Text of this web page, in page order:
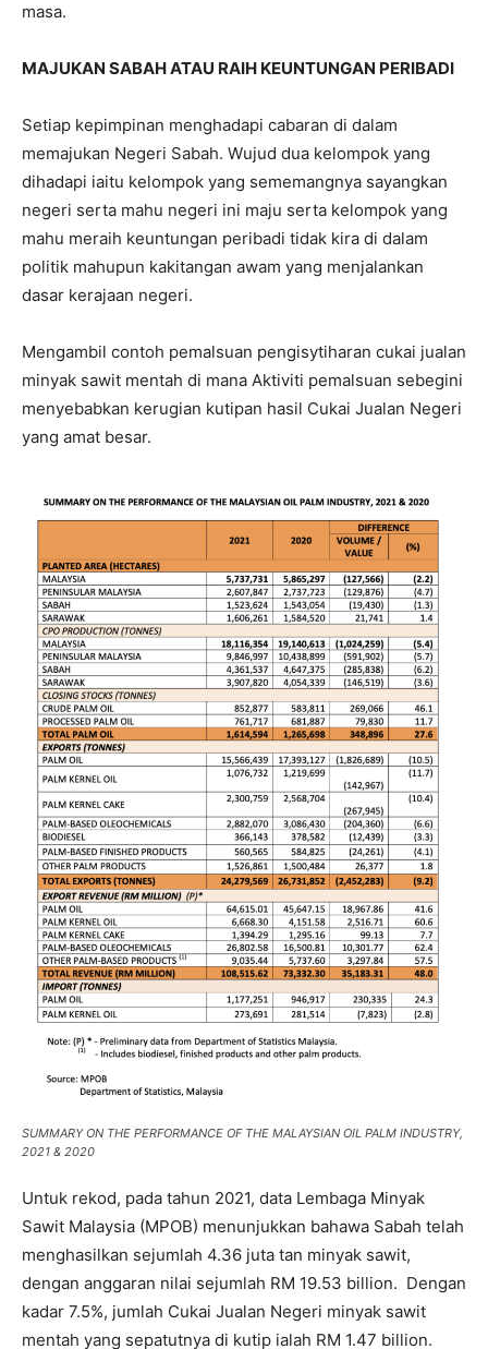
masa.
MAJUKAN SABAH ATAU RAIH KEUNTUNGAN PERIBADI
Setiap kepimpinan menghadapi cabaran di dalam
memajukan Negeri Sabah. Wujud dua kelompok yang
dihadapi iaitu kelompok yang sememangnya sayangkan
negeri serta mahu negeri ini maju serta kelompok yang
mahu meraih keuntungan peribadi tidak kira di dalam
politik mahupun kakitangan awam yang menjalankan
dasar kerajaan negeri.
Mengambil contoh pemalsuan pengisytiharan cukai jualan
minyak sawit mentah di mana Aktiviti pemalsuan sebegini
menyebabkan kerugian kutipan hasil Cukai Jualan Negeri
yang amat besar.
SUMMARY ON THE PERFORMANCE OF THE MALAYSIAN OIL PALM INDUSTRY,
2021 & 2020
Untuk rekod, pada tahun 2021, data Lembaga Minyak
Sawit Malaysia (MPOB) menunjukkan bahawa Sabah telah
menghasilkan sejumlah 4.36 juta tan minyak sawit,
dengan anggaran nilai sejumlah RM 19.53 billion. Dengan
kadar 7.5%, jumlah Cukai Jualan Negeri minyak sawit
mentah yang sepatutnya di kutip ialah RM 1.47 billion.